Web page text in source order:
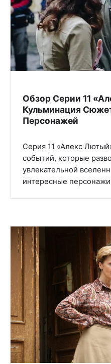
Обзор Серии 11
Кульминация
Персонажей
Серия 11 «Алекс
событий, которые
увлекательной
интересные